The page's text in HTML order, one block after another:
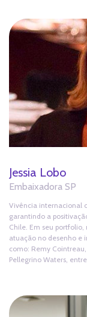
Jessia Lobo
Embaixadora SP
Vivência internacional
garantindo a
Chile. Em seu
atuação no desenho e
como: Remy
Pellegrino Waters,